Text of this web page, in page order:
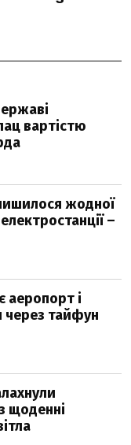
вартістю
жодної
–
аеропорт і
через тайфун
щоденні